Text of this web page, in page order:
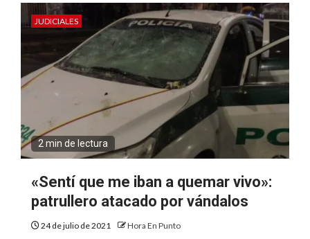
JUDICIALES
2 min de lectura
«Sentí que me iban a quemar vivo»:
patrullero atacado por vándalos
24 de julio de 2021 Hora En Punto